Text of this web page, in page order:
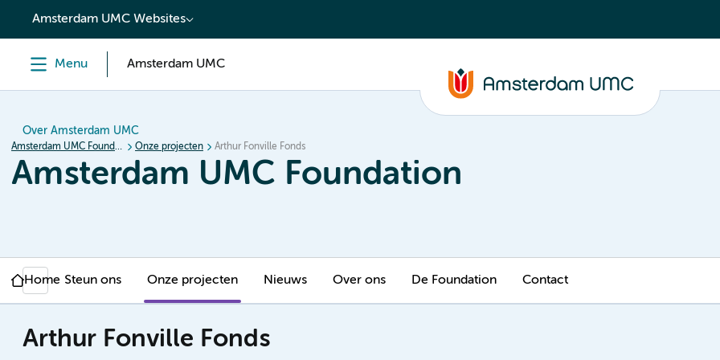
content
Amsterdam UMC Websites
Menu Amsterdam UMC
Over Amsterdam UMC
Amsterdam UMC Foundation Onze projecten Arthur Fonville Fonds
Amsterdam UMC Foundation
Home Steun ons Onze projecten Nieuws Over ons De Foundation Contact
Arthur Fonville Fonds